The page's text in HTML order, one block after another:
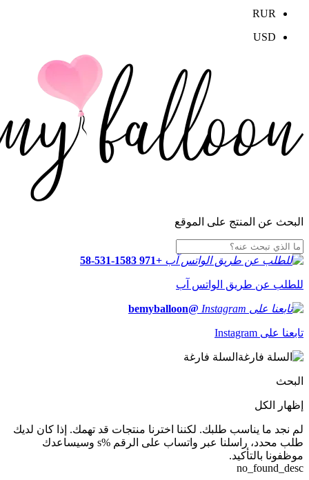
RUR
USD
البحث عن المنتج على الموقع
+971 58-531-1583
للطلب عن طريق الواتس آب
@bemyballoon
تابعنا على Instagram
السلة فارغة
البحث
إظهار الكل
لم نجد ما يناسب طلبك. لكننا اخترنا منتجات قد تهمك. إذا كان لديك
طلب محدد، راسلنا عبر واتساب على الرقم %s وسيساعدك
موظفونا بالتأكيد.
no_found_desc